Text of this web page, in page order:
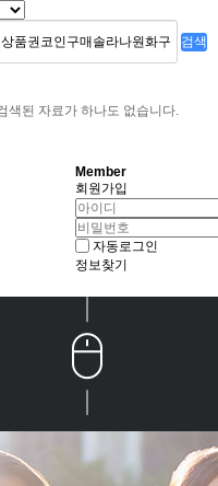
검색
색된 자료가 하나도 없습니다.
Member
회원가입
자동로그인
정보찾기